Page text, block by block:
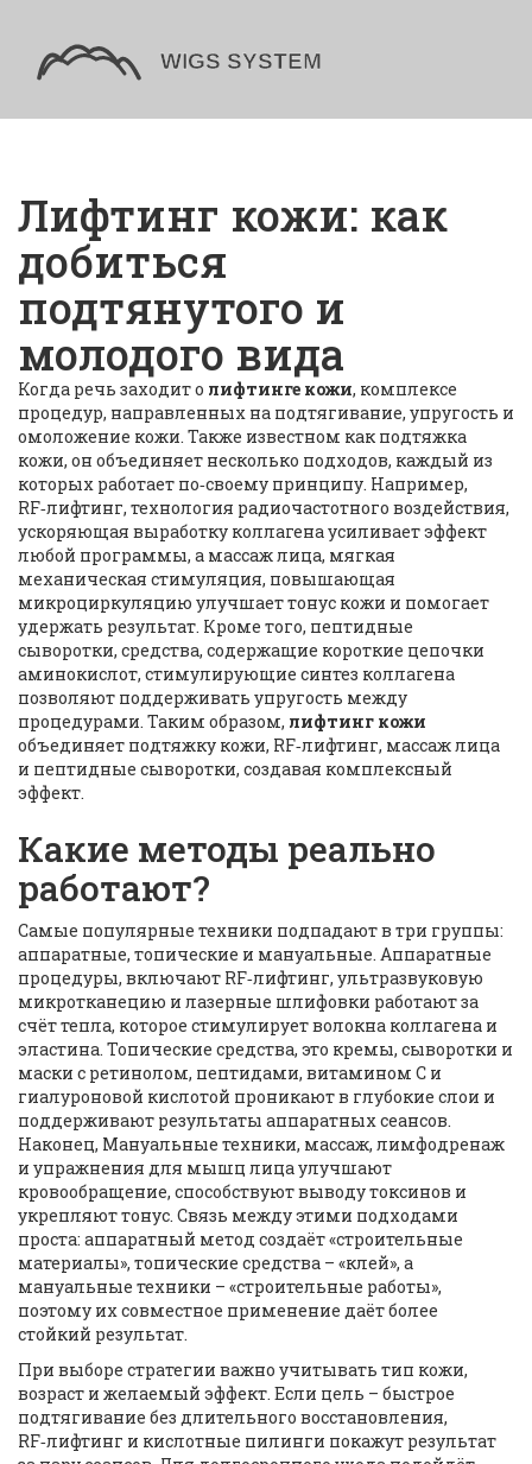
Лифтинг кожи: как
добиться
подтянутого и
молодого вида
Когда речь заходит о лифтинге кожи, комплексе
процедур, направленных на подтягивание, упругость и
омоложение кожи. Также известном как подтяжка
кожи, он объединяет несколько подходов, каждый из
которых работает по‑своему принципу. Например,
RF‑лифтинг, технология радиочастотного воздействия,
ускоряющая выработку коллагенаусиливает эффект
любой программы, а массаж лица, мягкая
механическая стимуляция, повышающая
микроциркуляцию улучшает тонус кожи и помогает
удержать результат. Кроме того, пептидные
сыворотки, средства, содержащие короткие цепочки
аминокислот, стимулирующие синтез коллагена
позволяют поддерживать упругость между
процедурами. Таким образом, лифтинг кожи
объединяет подтяжку кожи, RF‑лифтинг, массаж лица
и пептидные сыворотки, создавая комплексный
эффект.
Какие методы реально
работают?
Самые популярные техники подпадают в три группы:
аппаратные, топические и мануальные. Аппаратные
процедуры, включают RF‑лифтинг, ультразвуковую
микротканецию и лазерные шлифовки работают за
счёт тепла, которое стимулирует волокна коллагена и
эластина. Топические средства, это кремы, сыворотки и
маски с ретинолом, пептидами, витамином C и
гиалуроновой кислотой проникают в глубокие слои и
поддерживают результаты аппаратных сеансов.
Наконец, Мануальные техники, массаж, лимфодренаж
и упражнения для мышц лицаулучшают
кровообращение, способствуют выводу токсинов и
укрепляют тонус. Связь между этими подходами
проста: аппаратный метод создаёт «строительные
материалы», топические средства – «клей», а
мануальные техники – «строительные работы»,
поэтому их совместное применение даёт более
стойкий результат.
При выборе стратегии важно учитывать тип кожи,
возраст и желаемый эффект. Если цель – быстрое
подтягивание без длительного восстановления,
RF‑лифтинг и кислотные пилинги покажут результат